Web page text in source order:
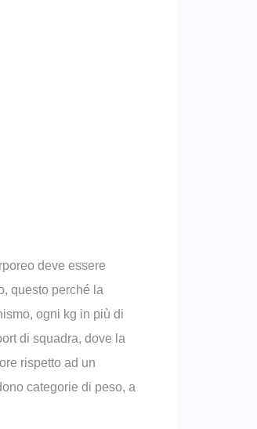
deve essere
questo perché la
ogni kg in più di
di squadra, dove la
rispetto ad un
categorie di peso, a